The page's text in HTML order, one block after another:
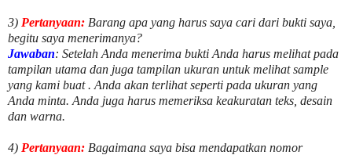
3) Pertanyaan: Barang apa yang harus saya cari dari bukti saya,
begitu saya menerimanya?
Jawaban: Setelah Anda menerima bukti Anda harus melihat pada
tampilan utama dan juga tampilan ukuran untuk melihatsample
yang kami buat . Anda akan terlihat seperti pada ukuran yang
Anda minta. Anda juga harus memeriksa keakuratan teks, desain
dan warna.
4) Pertanyaan: Bagaimana saya bisa mendapatkan nomor